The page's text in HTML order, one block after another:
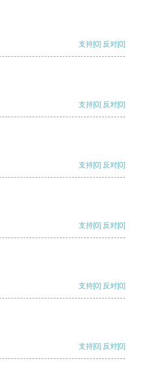
支持[0] 反对[0]
支持[0] 反对[0]
支持[0] 反对[0]
支持[0] 反对[0]
支持[0] 反对[0]
支持[0] 反对[0]